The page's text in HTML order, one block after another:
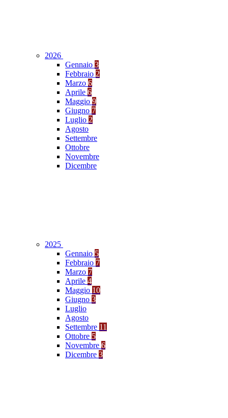
2026
Gennaio 3
Febbraio 2
Marzo 6
Aprile 6
Maggio 9
Giugno 7
Luglio 2
Agosto
Settembre
Ottobre
Novembre
Dicembre
2025
Gennaio 5
Febbraio 7
Marzo 7
Aprile 4
Maggio 10
Giugno 3
Luglio
Agosto
Settembre 11
Ottobre 5
Novembre 6
Dicembre 3